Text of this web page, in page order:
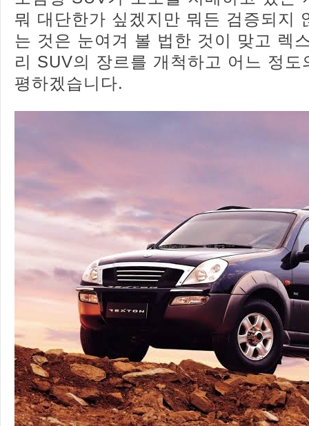
뭐 대단한가 싶겠지만 뭐든 검증되지
는 것은 눈여겨 볼 법한 것이 맞고 렉
리 SUV의 장르를 개척하고 어느 정도
평하겠습니다.